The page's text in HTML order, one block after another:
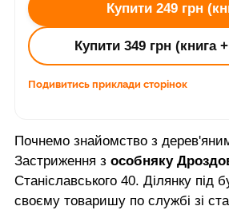
Купити 249 грн
Купити 349 грн (книга
Подивитись приклади сторінок
Почнемо знайомство з
Застриження з особняку
Станіславського 40. Ділянку під
своєму товаришу по службі зі